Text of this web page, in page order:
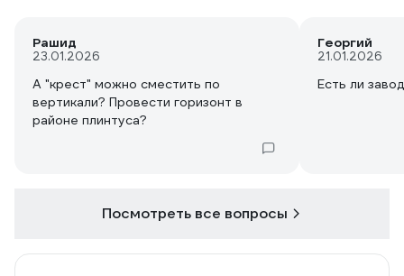
Рашид
23.01.2026
А "крест" можно сместить по
вертикали? Провести горизонт в
районе плинтуса?
Георгий
21.01.2026
Есть ли
Посмотреть все вопросы